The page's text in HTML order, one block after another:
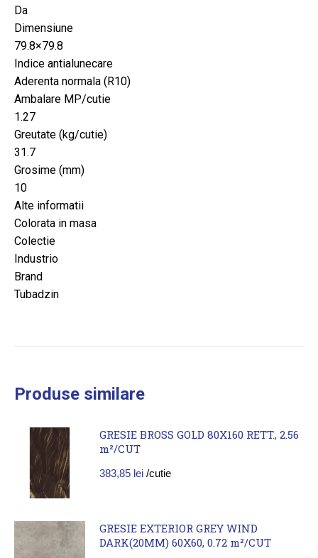
Da
Dimensiune
79.8×79.8
Indice antialunecare
Aderenta normala (R10)
Ambalare MP/cutie
1.27
Greutate (kg/cutie)
31.7
Grosime (mm)
10
Alte informatii
Colorata in masa
Colectie
Industrio
Brand
Tubadzin
Produse similare
GRESIE BROSS GOLD 80X160 RETT., 2.56
m²/CUT
383,85 lei /cutie
GRESIE EXTERIOR GREY WIND
DARK(20MM) 60X60, 0.72 m²/CUT